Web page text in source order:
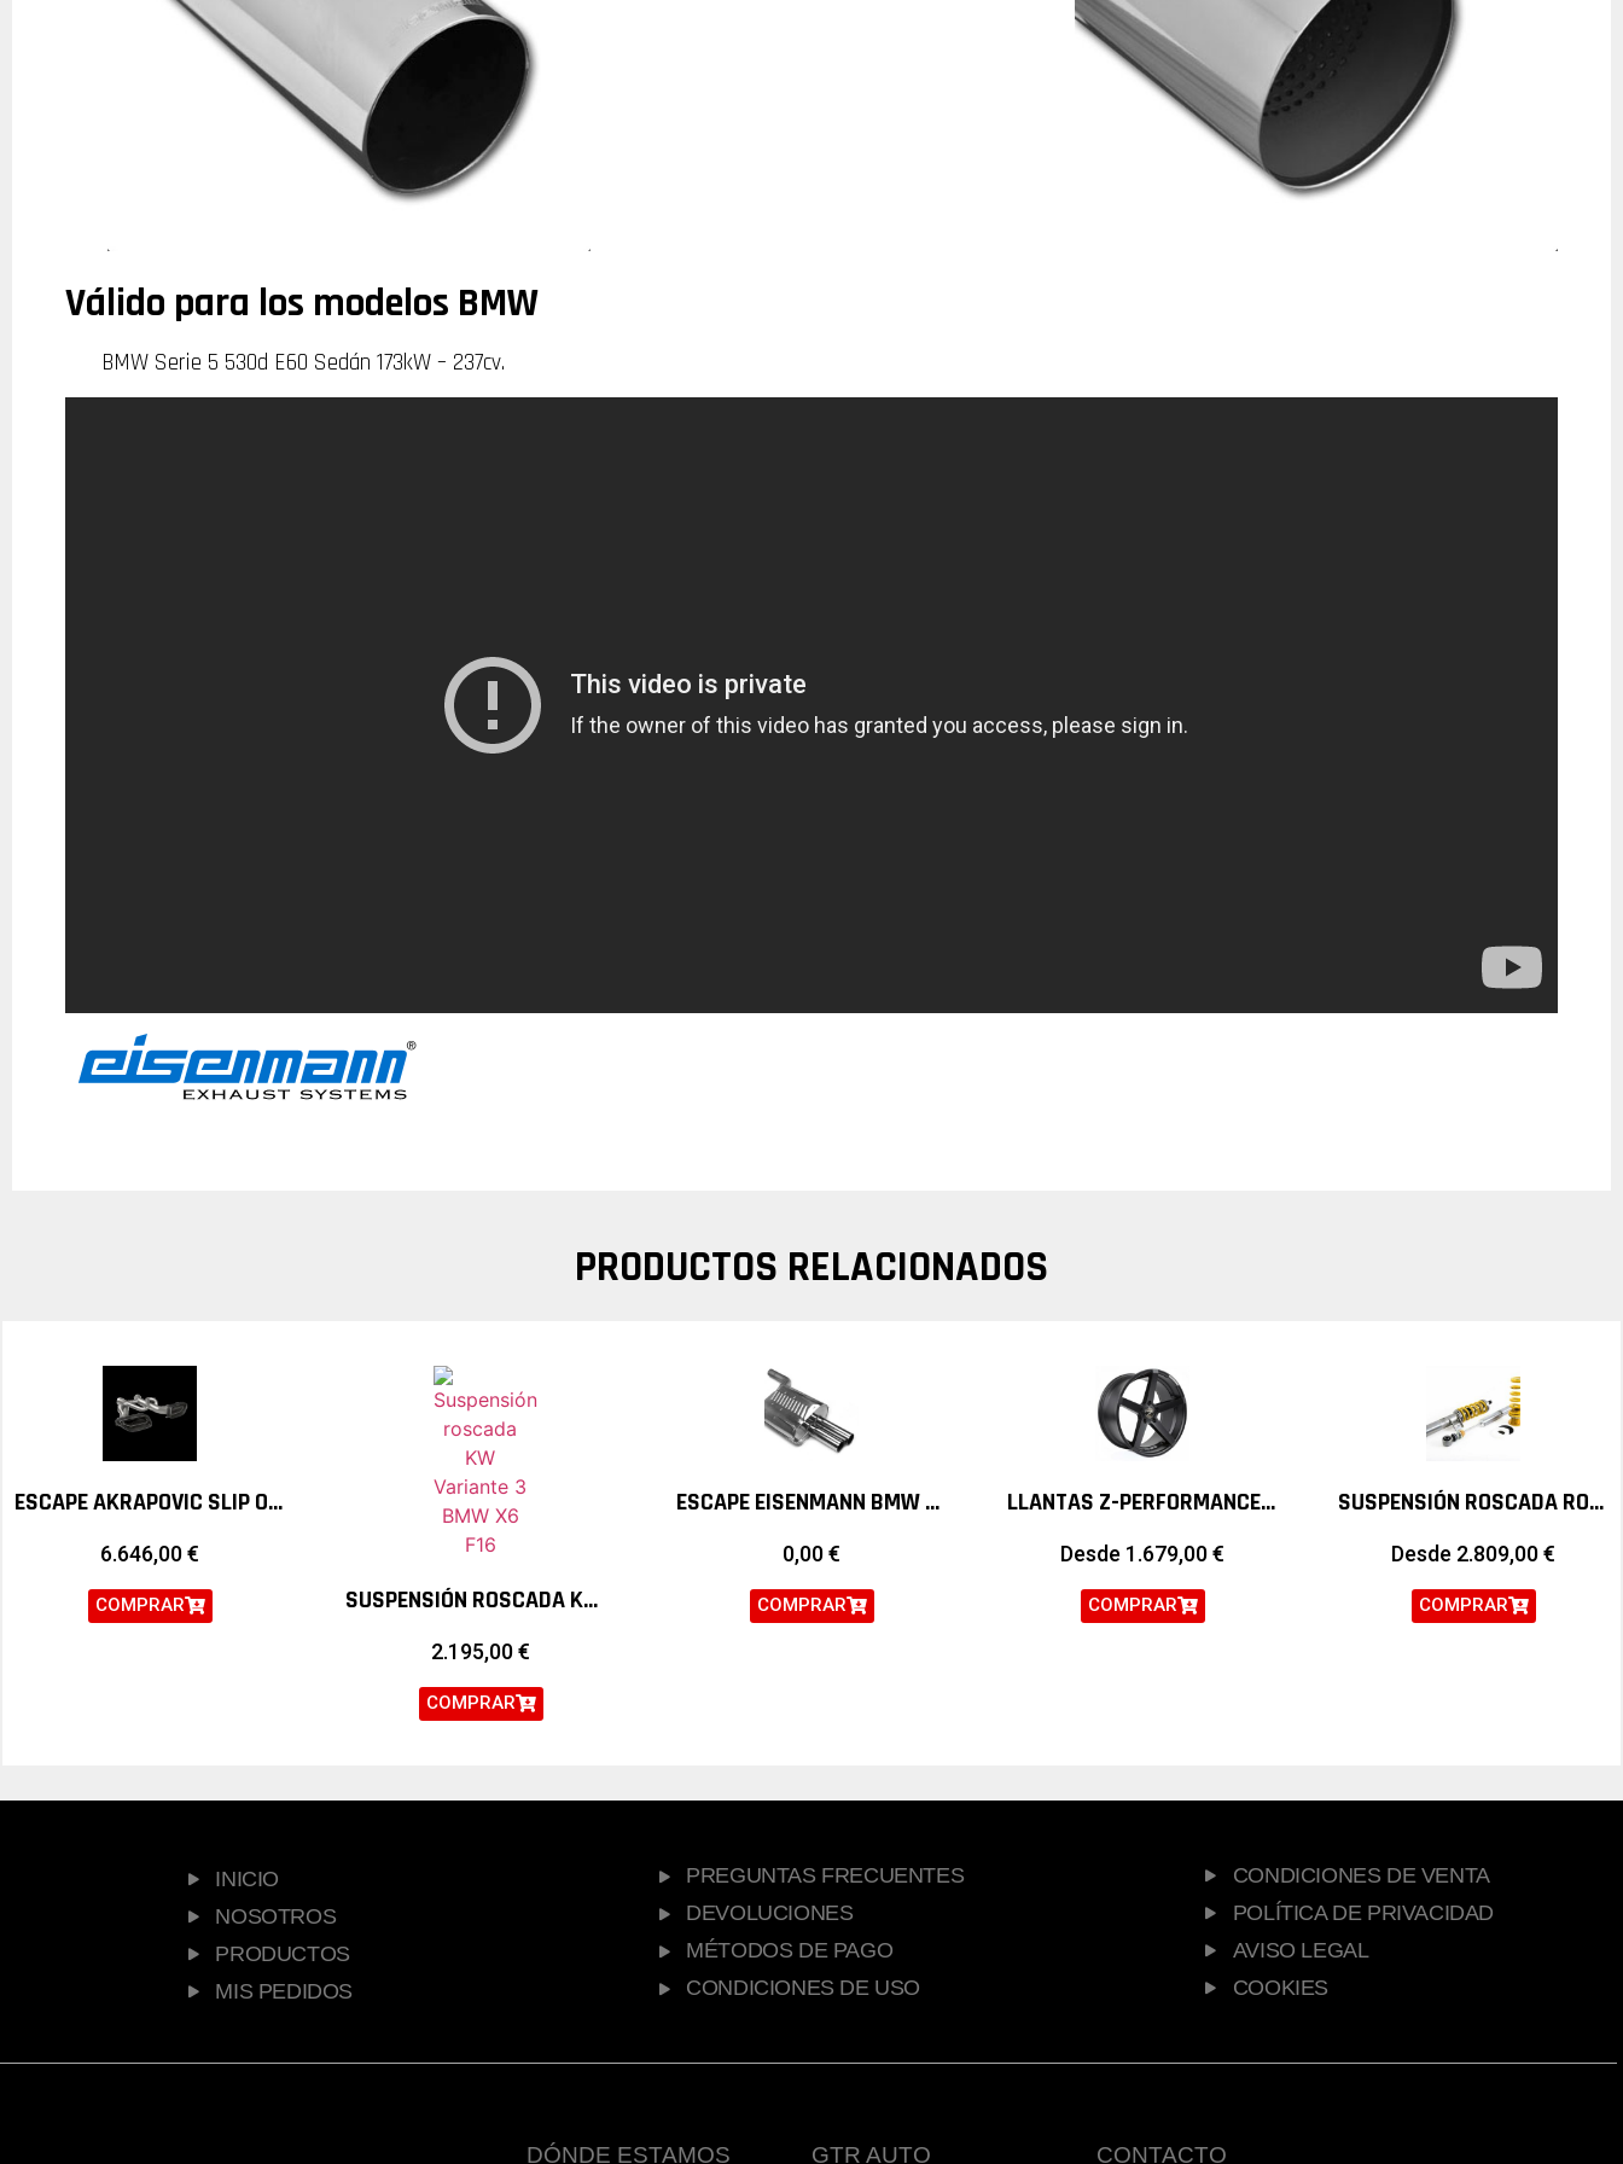
Válido para los modelos BMW
BMW Serie 5 530d E60 Sedán 173kW – 237cv.
PRODUCTOS RELACIONADOS
ESCAPE AKRAPOVIC SLIP ON TITANIO MCLAREN 650S
6.646,00€
COMPRAR SUSPENSIÓN ROSCADA KW VARIANTE 3 BMW X6 F16
2.195,00€
COMPRAR
ESCAPE EISENMANN BMW SERIE 5 535D
0,00€
COMPRAR
LLANTAS Z-PERFORMANCE ZP.06 DEEP CONCAVE 19″ BMW MINI
Desde 1.679,00€
COMPRAR
SUSPENSIÓN ROSCADA ROAD & TRACK ÖHLINS VOLKSWAGEN GOLF V, VI Y SCIROCCO
Desde 2.809,00€
COMPRAR
INICIO
NOSOTROS
PRODUCTOS
MIS PEDIDOS
PREGUNTAS FRECUENTES
DEVOLUCIONES
MÉTODOS DE PAGO
CONDICIONES DE USO
CONDICIONES DE VENTA
POLÍTICA DE PRIVACIDAD
AVISO LEGAL
COOKIES
DÓNDE ESTAMOS GTR AUTO CONTACTO